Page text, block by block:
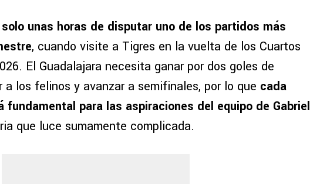
unas horas de disputar uno de los partidos más
, cuando visite a Tigres en la vuelta de los Cuartos
El Guadalajara necesita ganar por dos goles de
a los felinos y avanzar a semifinales, por lo que cada
fundamental para las aspiraciones del equipo de Gabriel
que luce sumamente complicada.